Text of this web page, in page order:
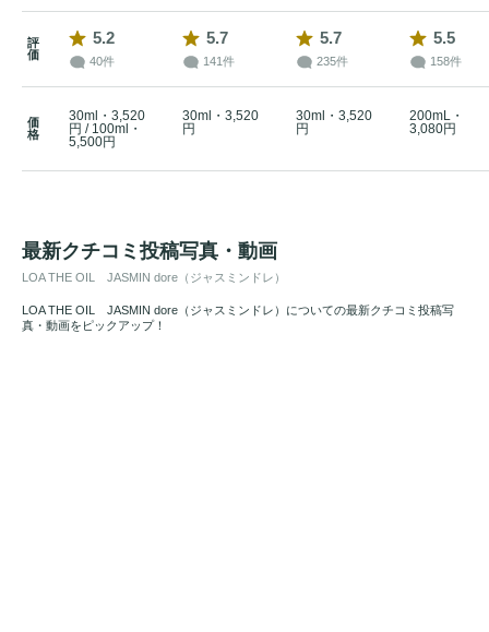
評
価
5.2
40件
5.7
141件
5.7
235件
5.5
158件
価
格
30ml・3,520
円 / 100ml・
5,500円
30ml・3,520
円
30ml・3,520
円
200mL・
3,080円
最新クチコミ投稿写真・動画
LOA THE OIL JASMIN dore（ジャスミンドレ）
LOA THE OIL JASMIN dore（ジャスミンドレ）についての最新クチコミ投稿写
真・動画をピックアップ！